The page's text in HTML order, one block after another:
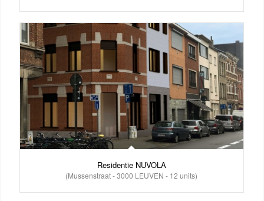
Residentie NUVOLA
(Mussenstraat - 3000 LEUVEN - 12 units)